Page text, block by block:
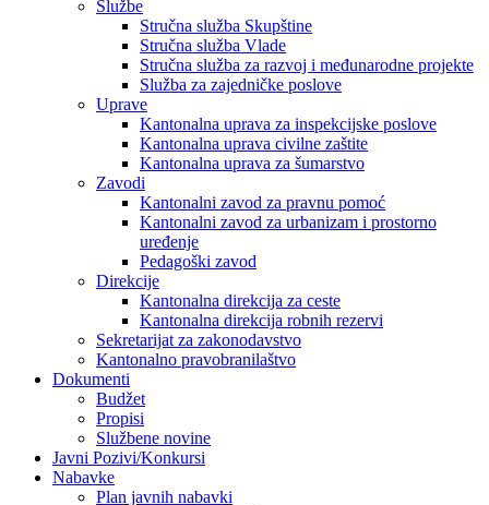
Službe
Stručna služba Skupštine
Stručna služba Vlade
Stručna služba za razvoj i međunarodne projekte
Služba za zajedničke poslove
Uprave
Kantonalna uprava za inspekcijske poslove
Kantonalna uprava civilne zaštite
Kantonalna uprava za šumarstvo
Zavodi
Kantonalni zavod za pravnu pomoć
Kantonalni zavod za urbanizam i prostorno
uređenje
Pedagoški zavod
Direkcije
Kantonalna direkcija za ceste
Kantonalna direkcija robnih rezervi
Sekretarijat za zakonodavstvo
Kantonalno pravobranilaštvo
Dokumenti
Budžet
Propisi
Službene novine
Javni Pozivi/Konkursi
Nabavke
Plan javnih nabavki